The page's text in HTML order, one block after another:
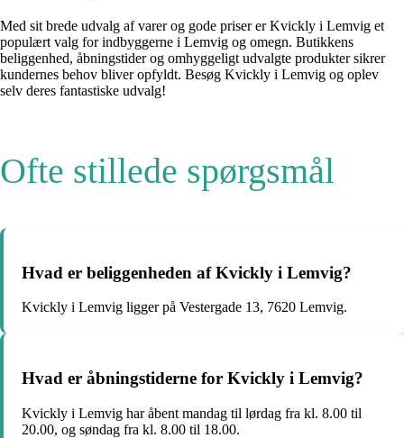
Med sit brede udvalg af varer og gode priser er Kvickly i Lemvig et
populært valg for indbyggerne i Lemvig og omegn. Butikkens
beliggenhed, åbningstider og omhyggeligt udvalgte produkter sikrer
kundernes behov bliver opfyldt. Besøg Kvickly i Lemvig og oplev
selv deres fantastiske udvalg!
Ofte stillede spørgsmål
Hvad er beliggenheden af Kvickly i Lemvig?
Kvickly i Lemvig ligger på Vestergade 13, 7620 Lemvig.
Hvad er åbningstiderne for Kvickly i Lemvig?
Kvickly i Lemvig har åbent mandag til lørdag fra kl. 8.00 til
20.00, og søndag fra kl. 8.00 til 18.00.